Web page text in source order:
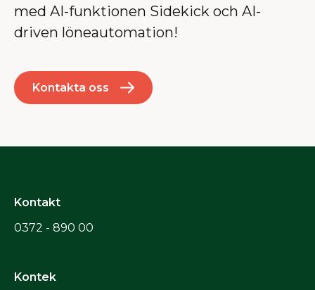
med AI-funktionen Sidekick och AI-
driven löneautomation!
Kontakta oss
Kontakt
0372 - 890 00
Kontek